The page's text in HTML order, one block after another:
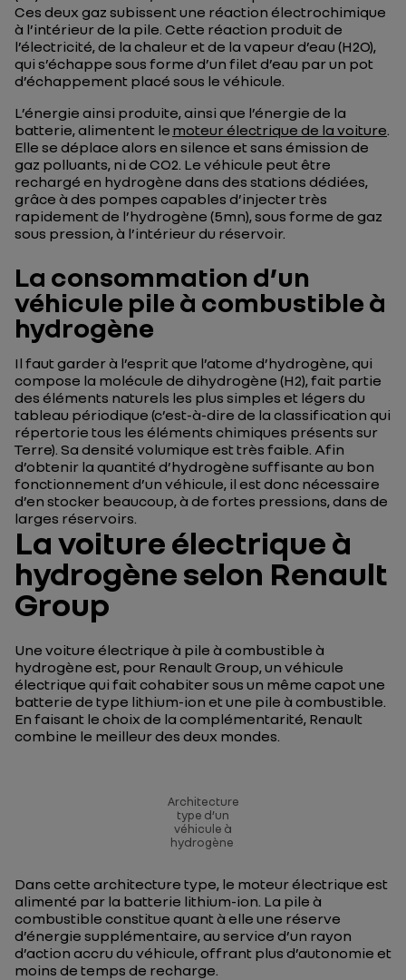
Ces deux gaz subissent une réaction électrochimique
à l’intérieur de la pile. Cette réaction produit de
l’électricité, de la chaleur et de la vapeur d’eau (H2O),
qui s’échappe sous forme d’un filet d’eau par un pot
d’échappement placé sous le véhicule.
L’énergie ainsi produite, ainsi que l’énergie de la
batterie, alimentent le moteur électrique de la voiture.
Elle se déplace alors en silence et sans émission de
gaz polluants, ni de CO2. Le véhicule peut être
rechargé en hydrogène dans des stations dédiées,
grâce à des pompes capables d’injecter très
rapidement de l’hydrogène (5mn), sous forme de gaz
sous pression, à l’intérieur du réservoir.
La consommation d’un
véhicule pile à combustible à
hydrogène
Il faut garder à l’esprit que l’atome d’hydrogène, qui
compose la molécule de dihydrogène (H2), fait partie
des éléments naturels les plus simples et légers du
tableau périodique (c’est-à-dire de la classification qui
répertorie tous les éléments chimiques présents sur
Terre). Sa densité volumique est très faible. Afin
d’obtenir la quantité d’hydrogène suffisante au bon
fonctionnement d’un véhicule, il est donc nécessaire
d’en stocker beaucoup, à de fortes pressions, dans de
larges réservoirs.
La voiture électrique à
hydrogène selon Renault
Group
Une voiture électrique à pile à combustible à
hydrogène est, pour Renault Group, un véhicule
électrique qui fait cohabiter sous un même capot une
batterie de type lithium-ion et une pile à combustible.
En faisant le choix de la complémentarité, Renault
combine le meilleur des deux mondes.
Architecture
type d’un
véhicule à
hydrogène
Dans cette architecture type, le moteur électrique est
alimenté par la batterie lithium-ion. La pile à
combustible constitue quant à elle une réserve
d’énergie supplémentaire, au service d’un rayon
d’action accru du véhicule, offrant plus d’autonomie et
moins de temps de recharge.